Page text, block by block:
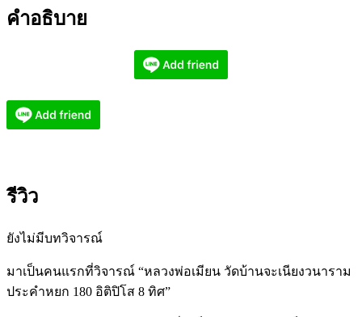
คำอธิบาย
รีวิว
ยังไม่มีบทวิจารณ์
มาเป็นคนแรกที่วิจารณ์ “หลวงพ่อเมียน วัดบ้านจะเนียงวนาราม
ประคำหยก 180 อิติปิโส 8 ทิศ”